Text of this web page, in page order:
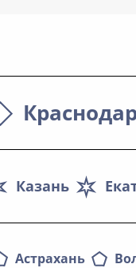
Казань
Астрахань